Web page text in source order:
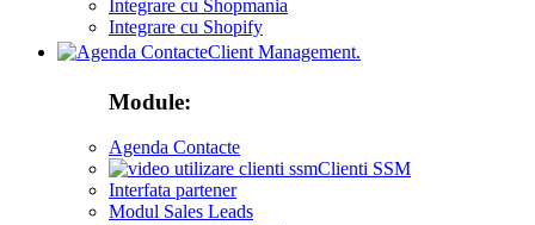
Integrare cu Shopmania
Integrare cu Shopify
Client Management.
Module:
Agenda Contacte
Clienti SSM
Interfata partener
Modul Sales Leads